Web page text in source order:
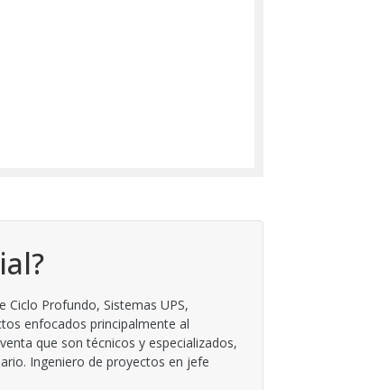
Ciclo Profundo, Sistemas UPS,
enfocados principalmente al
que son técnicos y especializados,
Ingeniero de proyectos en jefe